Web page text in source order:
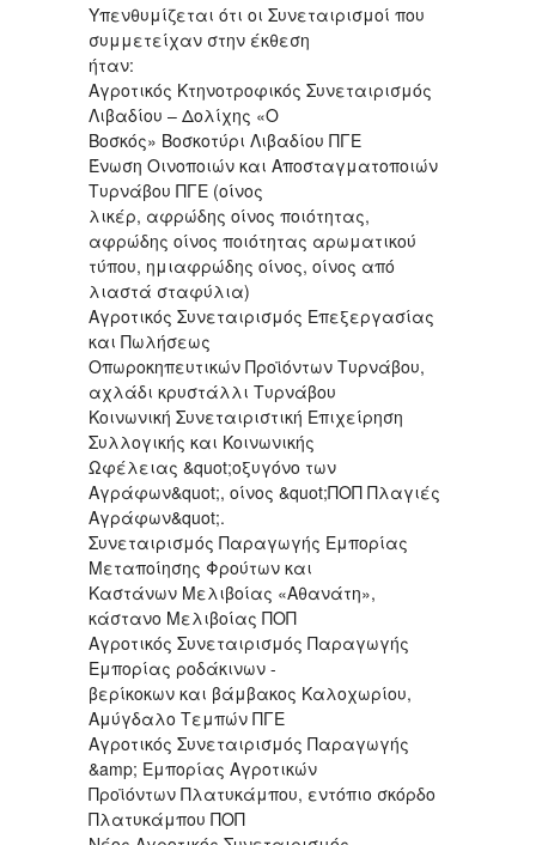
Υπενθυμίζεται ότι οι Συνεταιρισμοί που
συμμετείχαν στην έκθεση
ήταν:
Aγροτικός Κτηνοτροφικός Συνεταιρισμός
Λιβαδίου – Δολίχης «Ο
Βοσκός» Βοσκοτύρι Λιβαδίου ΠΓΕ
Ένωση Οινοποιών και Αποσταγματοποιών
Τυρνάβου ΠΓΕ (οίνος
λικέρ, αφρώδης οίνος ποιότητας,
αφρώδης οίνος ποιότητας αρωματικού
τύπου, ημιαφρώδης οίνος, οίνος από
λιαστά σταφύλια)
Αγροτικός Συνεταιρισμός Επεξεργασίας
και Πωλήσεως
Οπωροκηπευτικών Προϊόντων Τυρνάβου,
αχλάδι κρυστάλλι Τυρνάβου
Κοινωνική Συνεταιριστική Επιχείρηση
Συλλογικής και Κοινωνικής
Ωφέλειας &quot;οξυγόνο των
Αγράφων&quot;, οίνος &quot;ΠΟΠ Πλαγιές
Αγράφων&quot;.
Συνεταιρισμός Παραγωγής Εμπορίας
Μεταποίησης Φρούτων και
Καστάνων Μελιβοίας «Αθανάτη»,
κάστανο Μελιβοίας ΠΟΠ
Αγροτικός Συνεταιρισμός Παραγωγής
Εμπορίας ροδάκινων -
βερίκοκων και βάμβακος Καλοχωρίου,
Αμύγδαλο Τεμπών ΠΓΕ
Αγροτικός Συνεταιρισμός Παραγωγής
&amp; Εμπορίας Αγροτικών
Προϊόντων Πλατυκάμπου, εντόπιο σκόρδο
Πλατυκάμπου ΠΟΠ